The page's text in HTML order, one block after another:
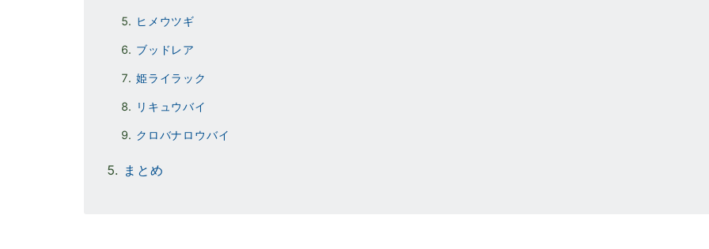
ヒメウツギ
ブッドレア
姫ライラック
リキュウバイ
クロバナロウバイ
まとめ